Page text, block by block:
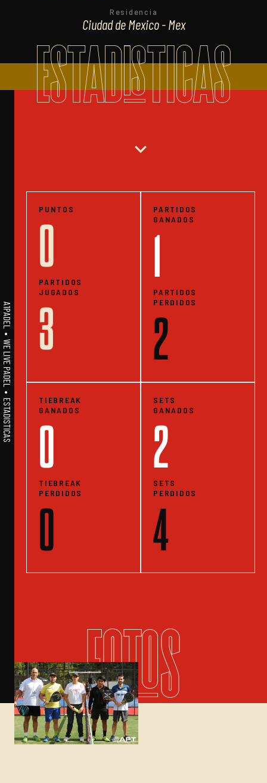
Residencia
Ciudad de Mexico - Mex
ESTADISTICAS
A1PADEL • WE LIVE PADEL • ESTADISTICAS
expand_more
PUNTOS
0
PARTIDOS
JUGADOS
3
PARTIDOS
GANADOS
1
PARTIDOS
PERDIDOS
2
TIEBREAK
GANADOS
0
TIEBREAK
PERDIDOS
0
SETS
GANADOS
2
SETS
PERDIDOS
4
FOTOS